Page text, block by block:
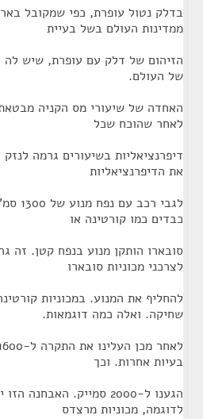
בדלק נטול עופרת, כפי שמקובל
ממדינות העולם בשל בעיית
הזיהום של דלק עם עופרת, שיש
של העולם.
האחדה של שיעורי מס הקניה מבטאת
לאחר שהוכח שכל
דיפרנציאליות בשיעורים גרמה
את הדיפרנציאליות
לגבי
כבדים כמו קורטינה או
סובארו הותקן מנוע בנפח קטן. זה
לצרכני מכוניות סובארו
להחליף את המנוע. במכוניות
שחיקה. ואלה כמה דוגמאות.
בעיות אחרות. וכך
הגענו ל-2000 סמייק.
לדוגמה, מכוניות מרצדס